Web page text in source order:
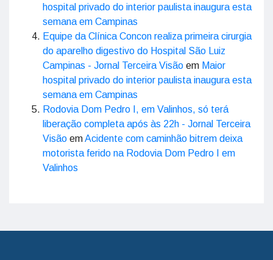
hospital privado do interior paulista inaugura esta
semana em Campinas
Equipe da Clínica Concon realiza primeira cirurgia
do aparelho digestivo do Hospital São Luiz
Campinas - Jornal Terceira Visão em Maior
hospital privado do interior paulista inaugura esta
semana em Campinas
Rodovia Dom Pedro I, em Valinhos, só terá
liberação completa após às 22h - Jornal Terceira
Visão emAcidente com caminhão bitrem deixa
motorista ferido na Rodovia Dom Pedro I em
Valinhos